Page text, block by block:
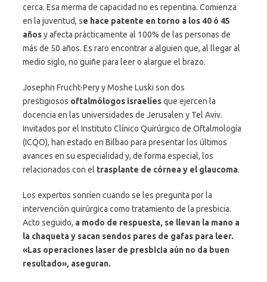
cerca. Esa merma de capacidad no es repentina. Comienza
en la juventud, se hace patente en torno a los 40 ó 45
añosy afecta prácticamente al 100% de las personas de
más de 50 años. Es raro encontrar a alguien que, al llegar al
medio siglo, no guiñe para leer o alargue el brazo.
Josephn Frucht-Pery y Moshe Luski son dos
prestigiosos oftalmólogos israelíesque ejercen la
docencia en las universidades de Jerusalen y Tel Aviv.
Invitados por el Instituto Clínico Quirúrgico de Oftalmología
(ICQO), han estado en Bilbao para presentar los últimos
avances en su especialidad y, de forma especial, los
relacionados con el trasplante de córnea y el glaucoma.
Los expertos sonríen cuando se les pregunta por la
intervención quirúrgica como tratamiento de la presbicia.
Acto seguido, a modo de respuesta, se llevan la mano a
la chaqueta y sacan sendos pares de gafas para leer.
«Las operaciones laser de presbicia aún no da buen
resultado», aseguran.